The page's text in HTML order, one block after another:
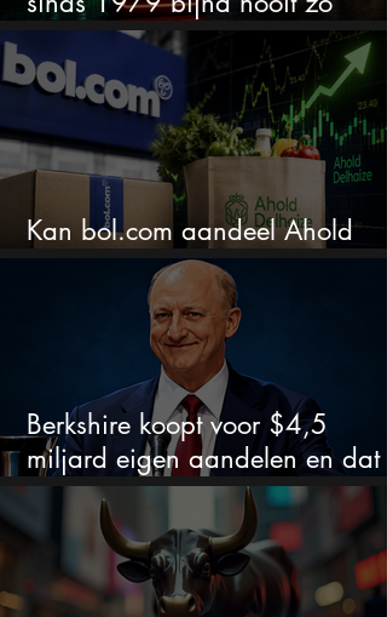
extreem
Kan bol.com aandeel Ahold
nieuw leven inblazen?
Berkshire koopt voor $4,5
miljard eigen aandelen en dat
zegt veel over de waardering